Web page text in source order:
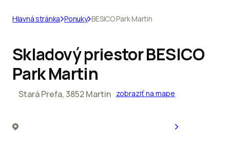
Hlavná stránka Ponuky BESICO Park Martin
Skladový priestor BESICO
Park Martin
Stará Prefa, 3852 Martin zobraziť na mape